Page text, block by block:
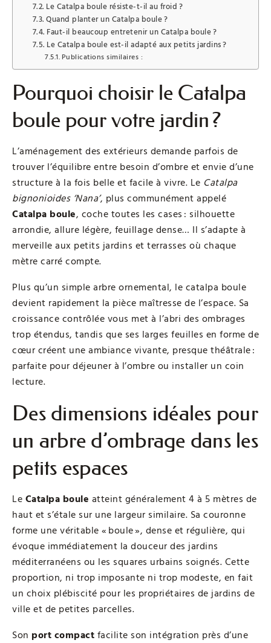
Le Catalpa boule résiste-t-il au froid ?
Quand planter un Catalpa boule ?
Faut-il beaucoup entretenir un Catalpa boule ?
Le Catalpa boule est-il adapté aux petits jardins ?
Publications similaires :
Pourquoi choisir le Catalpa
boule pour votre jardin ?
L’aménagement des extérieurs demande parfois de
trouver l’équilibre entre besoin d’ombre et envie d’une
structure à la fois belle et facile à vivre. Le Catalpa
bignonioides ‘Nana’, plus communément appelé
Catalpa boule, coche toutes les cases : silhouette
arrondie, allure légère, feuillage dense… Il s’adapte à
merveille aux petits jardins et terrasses où chaque
mètre carré compte.
Plus qu’un simple arbre ornemental, le catalpa boule
devient rapidement la pièce maîtresse de l’espace. Sa
croissance contrôlée vous met à l’abri des ombrages
trop étendus, tandis que ses larges feuilles en forme de
cœur créent une ambiance vivante, presque théâtrale :
parfaite pour déjeuner à l’ombre ou installer un coin
lecture.
Des dimensions idéales pour
un arbre d’ombrage dans les
petits espaces
Le Catalpa boule atteint généralement 4 à 5 mètres de
haut et s’étale sur une largeur similaire. Sa couronne
forme une véritable « boule », dense et régulière, qui
évoque immédiatement la douceur des jardins
méditerranéens ou les squares urbains soignés. Cette
proportion, ni trop imposante ni trop modeste, en fait
un choix plébiscité pour les propriétaires de jardins de
ville et de petites parcelles.
Son port compact facilite son intégration près d’une